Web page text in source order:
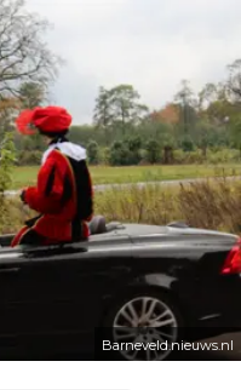
Barneveld.nieuws.nl